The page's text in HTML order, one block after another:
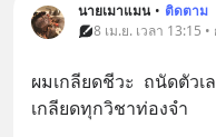
นายเมาแมน • ติดตาม
8 เม.ย. เวลา 13:15
ผมเกลียดชีวะ  ถนัดตัว
เกลียดทุกวิชาท่องจำ